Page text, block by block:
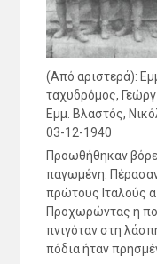
(Από αριστερά):
ταχυδρόμος,
Εμμ. Βλαστός,
03-12-1940
Προωθήθηκαν
παγωμένη.
πρώτους Ιταλούς
Προχωρώντας η
πνιγόταν στη
πόδια ήταν